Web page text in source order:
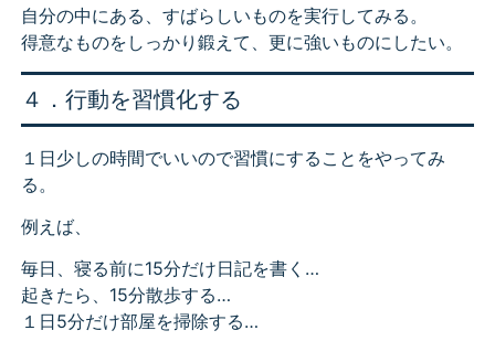
自分の中にある、すばらしいものを実行してみる。
得意なものをしっかり鍛えて、更に強いものにしたい。
４．行動を習慣化する
１日少しの時間でいいので習慣にすることをやってみ
る。
例えば、
毎日、寝る前に15分だけ日記を書く…
起きたら、15分散歩する…
１日5分だけ部屋を掃除する…